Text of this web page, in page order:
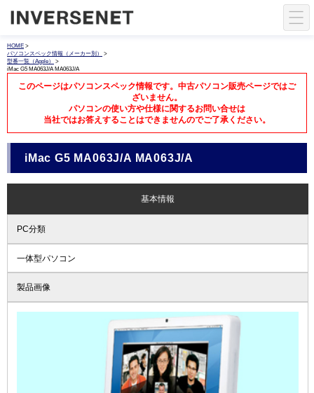
HOME >
パソコンスペック情報（メーカー別）
>
型番一覧（Apple）
>
iMac G5 MA063J/A MA063J/A
このページはパソコンスペック情報です。中古パソコン販売ページではご
ざいません。
パソコンの使い方や仕様に関するお問い合せは
当社ではお答えすることはできませんのでご了承ください。
iMac G5 MA063J/A MA063J/A
基本情報
PC分類
一体型パソコン
製品画像